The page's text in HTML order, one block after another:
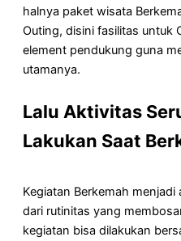
halnya paket wisata
Outing, disini fasilitas untuk
element pendukung guna
utamanya.
Lalu Aktivitas
Lakukan Saat
Kegiatan Berkemah
dari rutinitas yang
kegiatan bisa dilakukan